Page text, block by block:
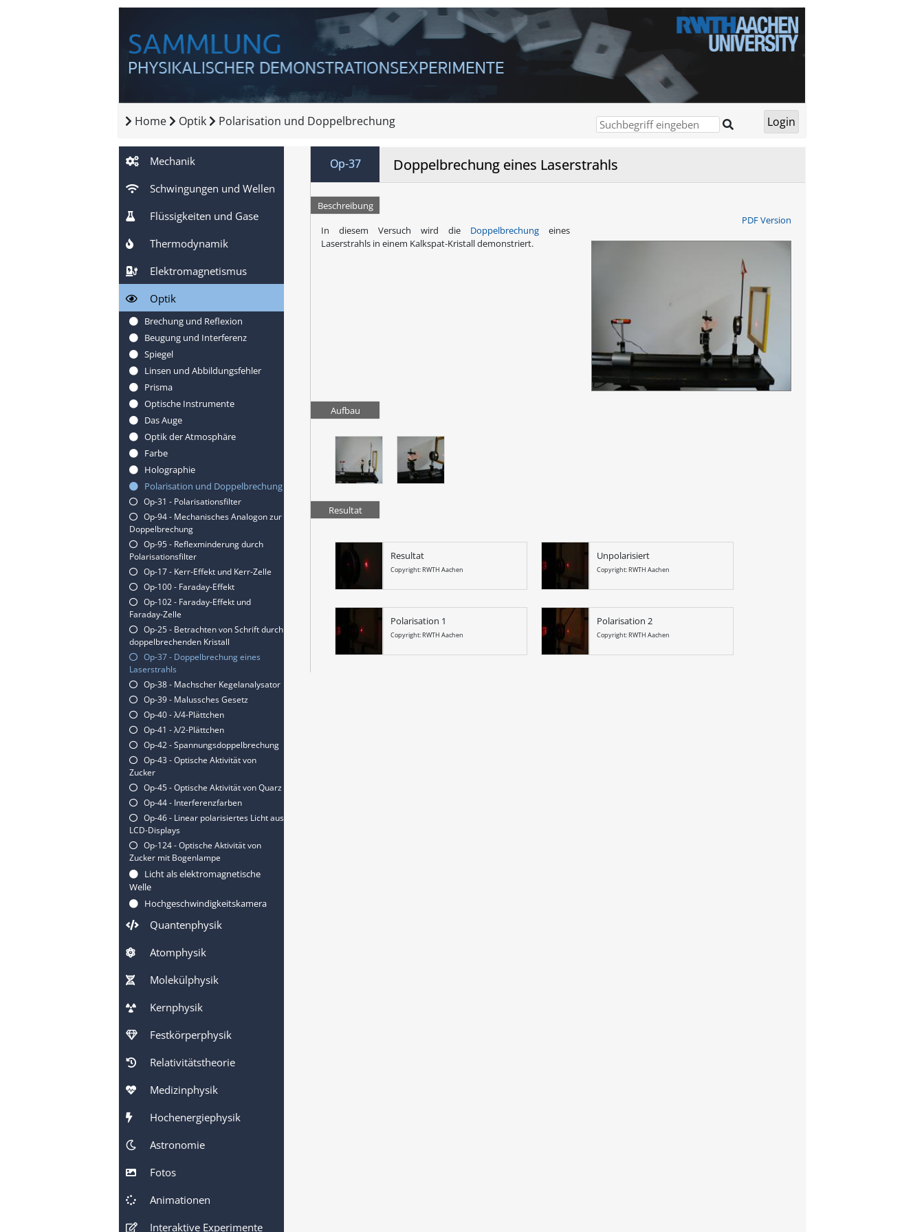
Home Optik Polarisation und Doppelbrechung
Mechanik
Schwingungen und Wellen
Flüssigkeiten und Gase
Thermodynamik
Elektromagnetismus
Optik
Brechung und Reflexion
Beugung und Interferenz
Spiegel
Linsen und Abbildungsfehler
Prisma
Optische Instrumente
Das Auge
Optik der Atmosphäre
Farbe
Holographie
Polarisation und Doppelbrechung
Op-31 - Polarisationsfilter
Op-94 - Mechanisches Analogon zur
Doppelbrechung
Op-95 - Reflexminderung durch
Polarisationsfilter
Op-17 - Kerr-Effekt und Kerr-Zelle
Op-100 - Faraday-Effekt
Op-102 - Faraday-Effekt und
Faraday-Zelle
Op-25 - Betrachten von Schrift durch
doppelbrechenden Kristall
Op-37 - Doppelbrechung eines
Laserstrahls
Op-38 - Machscher Kegelanalysator
Op-39 - Malussches Gesetz
Op-40 - λ/4-Plättchen
Op-41 - λ/2-Plättchen
Op-42 - Spannungsdoppelbrechung
Op-43 - Optische Aktivität von
Zucker
Op-45 - Optische Aktivität von Quarz
Op-44 - Interferenzfarben
Op-46 - Linear polarisiertes Licht aus
LCD-Displays
Op-124 - Optische Aktivität von
Zucker mit Bogenlampe
Licht als elektromagnetische
Welle
Hochgeschwindigkeitskamera
Quantenphysik
Atomphysik
Molekülphysik
Kernphysik
Festkörperphysik
Relativitätstheorie
Medizinphysik
Hochenergiephysik
Astronomie
Fotos
Animationen
Interaktive Experimente
Op-37 Doppelbrechung eines Laserstrahls
Beschreibung
PDF Version
In diesem Versuch wird die Doppelbrechung eines
Laserstrahls in einem Kalkspat-Kristall demonstriert.
Aufbau
Resultat
Resultat
Copyright: RWTH Aachen
Unpolarisiert
Copyright: RWTH Aachen
Polarisation 1
Copyright: RWTH Aachen
Polarisation 2
Copyright: RWTH Aachen